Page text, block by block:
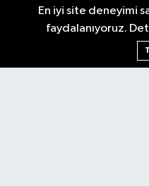
Ankara Nöbetçi Eczaneler
En iyi site deneyimi
faydalanıyoruz.